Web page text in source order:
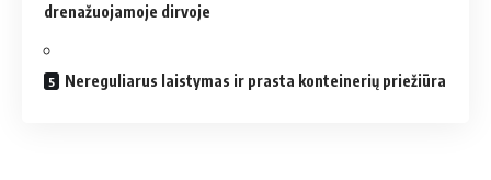
drenažuojamoje dirvoje
Nereguliarus laistymas ir prasta konteinerių priežiūra